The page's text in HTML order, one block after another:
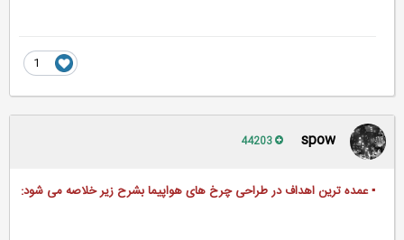
spow
▪ عمده ترین اهداف در طراحی چرخ های هواپیما بشرح زیر خلاصه می شود: